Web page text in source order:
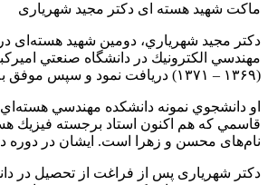
ماکت شهید هسته ای دکتر مجید شهریاری
(۱۳۶۹ – ۱۳۷۱) دريافت نمود و سپس موفق به اخذ درجه دوره دكتري تخصصي در رشته مهندسي هسته‌اي از دانشگاه اميركبير (۱۳۷۲ – ۱۳۷۷) گرديد.
او دانشجوي نمونه دانشكده مهندسي
قاسمي که هم اکنون استاد برجسته فيزيك
نام‌های محسن و زهرا است. ايشان در دوره